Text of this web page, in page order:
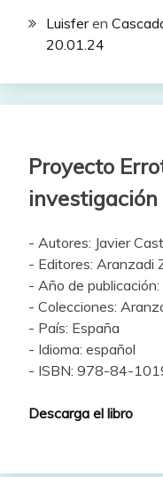
Luisferen
20.01.24
Proyecto
- Autores: Javier
- Editores: Aranzadi
- Año de
- Colecciones:
- País: España
- Idioma: español
- ISBN: 978-84-
Descarga el libro